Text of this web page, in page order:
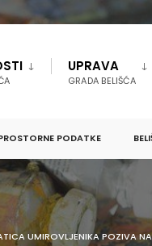
UPRAVA
GRADA BELIŠĆA
PODATKE
UMIROVLJENIKA POZIVA